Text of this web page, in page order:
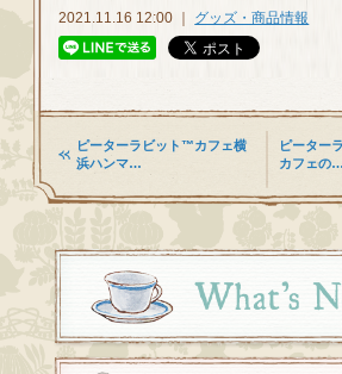
2021.11.16 12:00 ｜ グッズ・商品情報
ピーターラビット™カフェ横
浜ハンマ…
ピーター
カフェの…